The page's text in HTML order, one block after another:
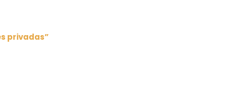
privadas”